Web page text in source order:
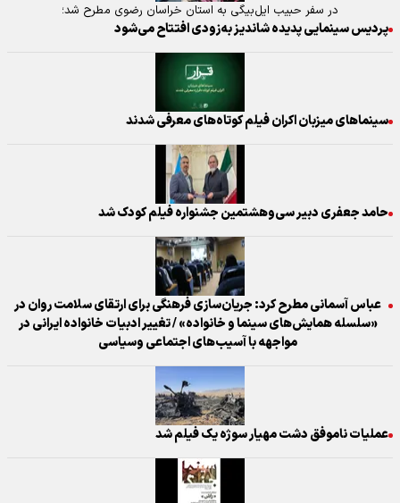
در سفر حبیب ایل‌بیگی به استان خراسان رضوی مطرح شد؛
پردیس سینمایی پدیده شاندیز به‌زودی افتتاح می‌شود
سینماهای میزبان اکران فیلم کوتاه‌های معرفی شدند
حامد جعفری دبیر سی‌وهشتمین جشنواره فیلم‌ کودک شد
عباس آسمانی مطرح کرد: جریان‌سازی فرهنگی برای ارتقای سلامت روان در
«سلسله همایش‌های سینما و خانواده» / تغییر ادبیات خانواده ایرانی در
مواجهه با آسیب‌های اجتماعی وسیاسی
عملیات ناموفق دشت مهیار سوژه یک فیلم شد